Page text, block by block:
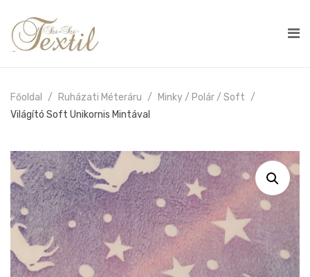
Főoldal Ruházati Méteráru
Minky / Polár / Soft
Világító Soft Unikornis Mintával